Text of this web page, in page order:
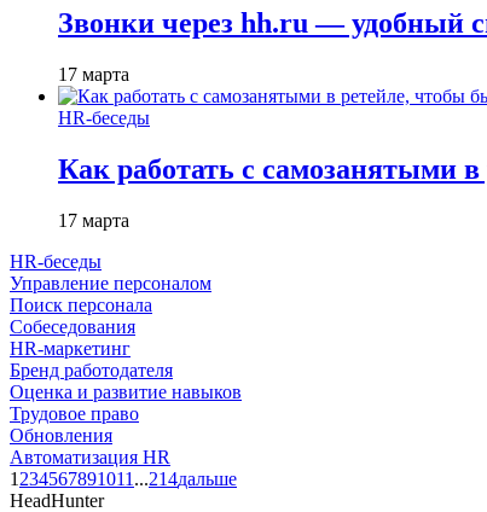
Звонки через hh.ru — удобный
17 марта
HR-беседы
Как работать с самозанятыми
17 марта
HR-беседы
Управление персоналом
Поиск персонала
Собеседования
HR-маркетинг
Бренд работодателя
Оценка и развитие навыков
Трудовое право
Обновления
Автоматизация HR
1 234567891011 ...214дальше
HeadHunter